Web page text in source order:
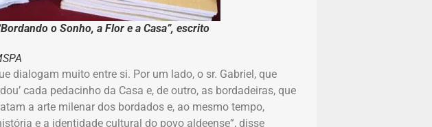
o Sonho, a Flor e a Casa”, escrito
dialogam muito entre si. Por um lado, o sr. Gabriel, que
cada pedacinho da Casa e, de outro, as bordadeiras, que
a arte milenar dos bordados e, ao mesmo tempo,
e a identidade cultural do povo aldeense”, disse